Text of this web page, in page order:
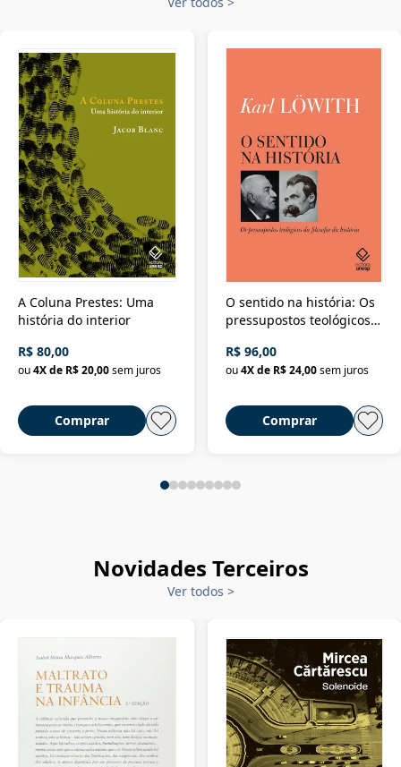
A Coluna Prestes: Uma
história do interior
R$ 80,00
ou4X de R$ 20,00sem juros
Comprar
O sentido na história: Os
pressupostos teológicos
R$ 96,00
ou 4X de R$ 24,00 sem juros
Comprar
Novidades Terceiros
Ver todos >